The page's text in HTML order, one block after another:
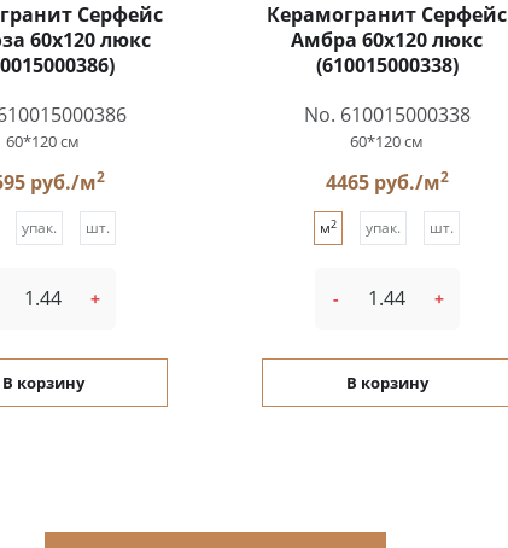
Серфейс
60x120 люкс
60*120 см
руб./м2
упак. шт.
+
В корзину
Керамогранит Серфейс
Амбра 60x120 люкс
(610015000338)
No. 610015000338
60*120 см
4465 руб./м2
м2 упак. шт.
- +
В корзину